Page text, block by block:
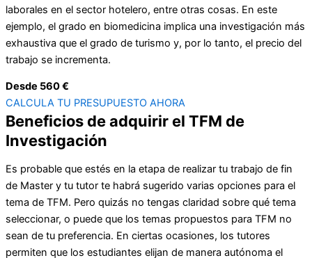
laborales en el sector hotelero, entre otras cosas. En este
ejemplo, el grado en biomedicina implica una investigación más
exhaustiva que el grado de turismo y, por lo tanto, el precio del
trabajo se incrementa.
Desde 560 €
CALCULA TU PRESUPUESTO AHORA
Beneficios de adquirir el TFM de
Investigación
Es probable que estés en la etapa de realizar tu trabajo de fin
de Master y tu tutor te habrá sugerido varias opciones para el
tema de TFM. Pero quizás no tengas claridad sobre qué tema
seleccionar, o puede que los temas propuestos para TFM no
sean de tu preferencia. En ciertas ocasiones, los tutores
permiten que los estudiantes elijan de manera autónoma el